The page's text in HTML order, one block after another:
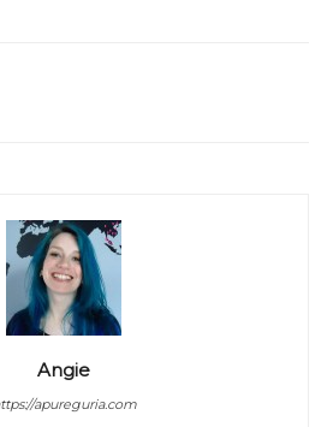
Angie
apureguria.com